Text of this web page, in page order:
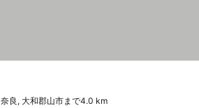
奈良, 大和郡山市まで4.0 km